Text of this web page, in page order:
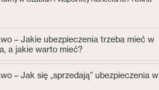
– Jakie ubezpieczenia trzeba mieć w
a jakie warto mieć?
– Jak się „sprzedają” ubezpieczenia w